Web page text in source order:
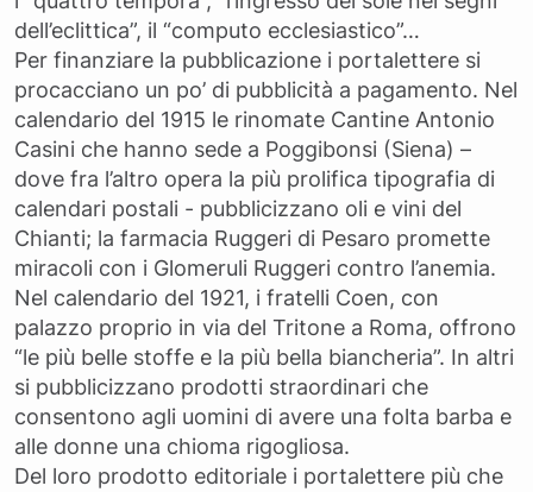
dell’eclittica”, il “computo ecclesiastico”…
Per finanziare la pubblicazione i portalettere si
procacciano un po’ di pubblicità a pagamento. Nel
calendario del 1915 le rinomate Cantine Antonio
Casini che hanno sede a Poggibonsi (Siena) –
dove fra l’altro opera la più prolifica tipografia di
calendari postali - pubblicizzano oli e vini del
Chianti; la farmacia Ruggeri di Pesaro promette
miracoli con i Glomeruli Ruggeri contro l’anemia.
Nel calendario del 1921, i fratelli Coen, con
palazzo proprio in via del Tritone a Roma, offrono
“le più belle stoffe e la più bella biancheria”. In altri
si pubblicizzano prodotti straordinari che
consentono agli uomini di avere una folta barba e
alle donne una chioma rigogliosa.
Del loro prodotto editoriale i portalettere più che